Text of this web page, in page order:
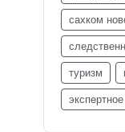
сахком
туризм